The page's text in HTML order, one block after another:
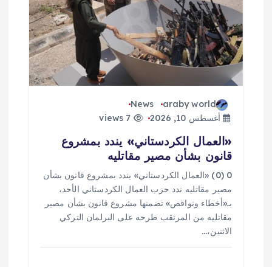
ت
araby world
News
أغسطس 10, 2026
«العمال الكردستاني» يندد بمشروع
قانون بشأن مصير مقاتليه
0 (0) «العمال الكردستاني» يندد بمشروع قانون بشأن
مصير مقاتليه ندد حزب العمال الكردستاني الأحد،
بـ«أخطاء ونواقص» تضمنها مشروع قانون بشأن مصير
مقاتليه من المرتقب طرحه على البرلمان التركي
الاثنين،…